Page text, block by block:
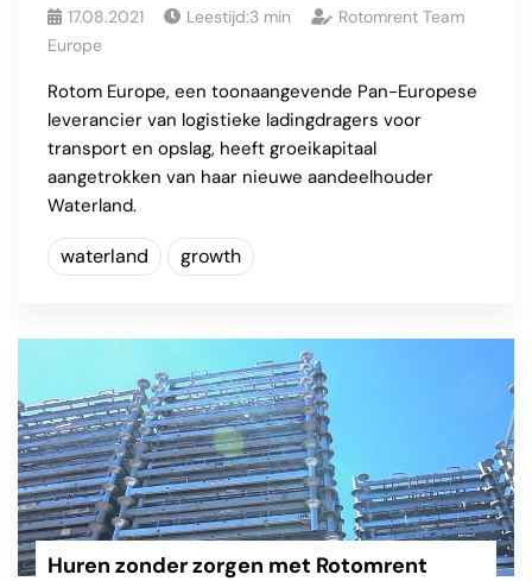
17.08.2021 Leestijd:3 min
Rotomrent Team
Europe
Rotom Europe, een toonaangevende Pan-Europese
leverancier van logistieke ladingdragers voor
transport en opslag, heeft groeikapitaal
aangetrokken van haar nieuwe aandeelhouder
Waterland.
waterland growth
Huren zonder zorgen met Rotomrent